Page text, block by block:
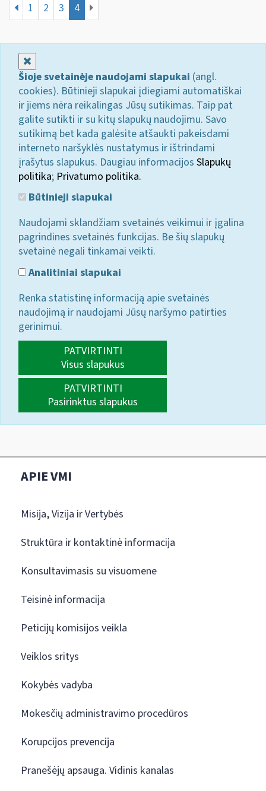
1 2 3 4
Šioje svetainėje naudojami slapukai (angl.
cookies). Būtinieji slapukai įdiegiami automatiškai
ir jiems nėra reikalingas Jūsų sutikimas. Taip pat
galite sutikti ir su kitų slapukų naudojimu. Savo
sutikimą bet kada galėsite atšaukti pakeisdami
interneto naršyklės nustatymus ir ištrindami
įrašytus slapukus. Daugiau informacijos Slapukų
politika; Privatumo politika.
Būtinieji slapukai
Naudojami sklandžiam svetainės veikimui ir įgalina
pagrindines svetainės funkcijas. Be šių slapukų
svetainė negali tinkamai veikti.
Analitiniai slapukai
Renka statistinę informaciją apie svetainės
naudojimą ir naudojami Jūsų naršymo patirties
gerinimui.
PATVIRTINTI
Visus slapukus
PATVIRTINTI
Pasirinktus slapukus
APIE VMI
Misija, Vizija ir Vertybės
Struktūra ir kontaktinė informacija
Konsultavimasis su visuomene
Teisinė informacija
Peticijų komisijos veikla
Veiklos sritys
Kokybės vadyba
Mokesčių administravimo procedūros
Korupcijos prevencija
Pranešėjų apsauga. Vidinis kanalas